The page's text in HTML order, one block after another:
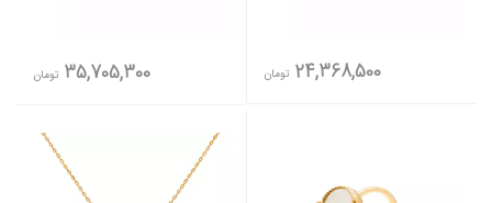
24,368,500 تومان 35,705,300 تومان